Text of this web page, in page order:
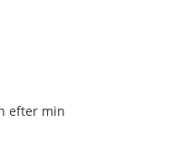
efter min